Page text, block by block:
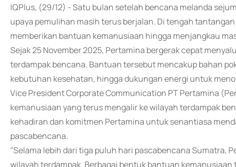
IQPlus, (29/12) - Satu bulan setelah bencana melanda
upaya pemulihan masih terus berjalan. Di tengah
memberikan bantuan kemanusiaan hingga menjangkau
Sejak 25 November 2025, Pertamina bergerak cepat
terdampak bencana. Bantuan tersebut mencakup bahan
kebutuhan kesehatan, hingga dukungan energi untuk
Vice President Corporate Communication PT Pertamina
kemanusiaan yang terus mengalir ke wilayah terdampak
kehadiran dan komitmen Pertamina untuk senantiasa
pascabencana.
"Selama lebih dari tiga puluh hari pascabencana Sumatra,
wilayah terdampak. Berbagai bentuk bantuan